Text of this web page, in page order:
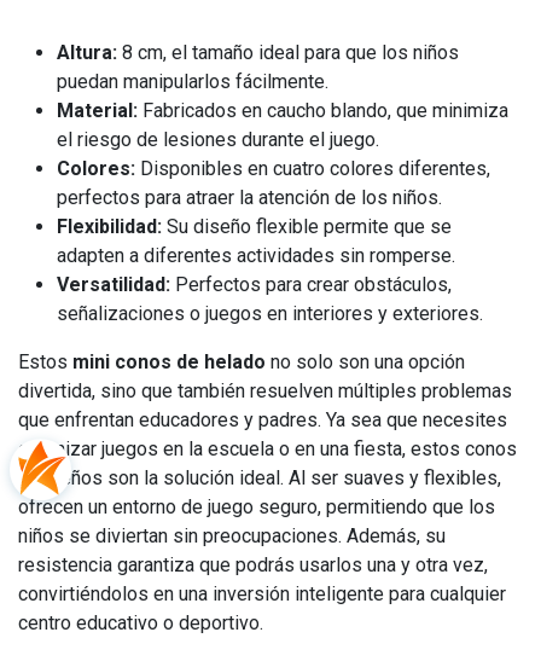
Altura: 8 cm, el tamaño ideal para que los niños
puedan manipularlos fácilmente.
Material: Fabricados en caucho blando, que minimiza
el riesgo de lesiones durante el juego.
Colores: Disponibles en cuatro colores diferentes,
perfectos para atraer la atención de los niños.
Flexibilidad: Su diseño flexible permite que se
adapten a diferentes actividades sin romperse.
Versatilidad: Perfectos para crear obstáculos,
señalizaciones o juegos en interiores y exteriores.
Estos mini conos de helado no solo son una opción
divertida, sino que también resuelven múltiples problemas
que enfrentan educadores y padres. Ya sea que necesites
organizar juegos en la escuela o en una fiesta, estos conos
pequeños son la solución ideal. Al ser suaves y flexibles,
ofrecen un entorno de juego seguro, permitiendo que los
niños se diviertan sin preocupaciones. Además, su
resistencia garantiza que podrás usarlos una y otra vez,
convirtiéndolos en una inversión inteligente para cualquier
centro educativo o deportivo.